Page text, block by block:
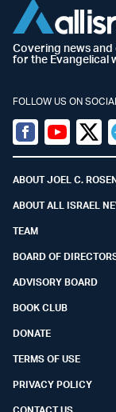
Covering news and
for the Evangelical
FOLLOW US ON
Facebook
Youtube
ABOUT JOEL C.
ABOUT ALL ISRAEL
TEAM
BOARD OF
ADVISORY BOARD
BOOK CLUB
DONATE
TERMS OF USE
PRIVACY POLICY